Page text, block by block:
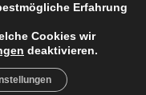
1910 e.V.
Pinterest
Erfahrung
Cookies wir
deaktivieren.